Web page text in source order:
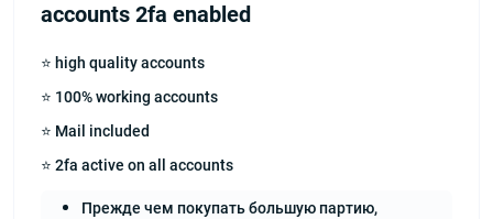
accounts 2fa enabled
⭐ high quality accounts
⭐ 100% working accounts
⭐ Mail included
⭐ 2fa active on all accounts
Прежде чем покупать большую партию,